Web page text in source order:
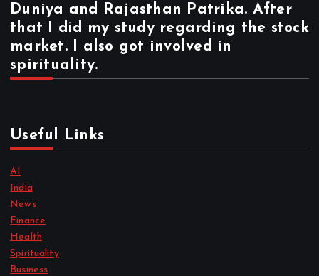
Duniya and Rajasthan Patrika. After
that I did my study regarding the stock
market. I also got involved in
spirituality.
Useful Links
AI
India
News
Finance
Health
Spirituality
Business